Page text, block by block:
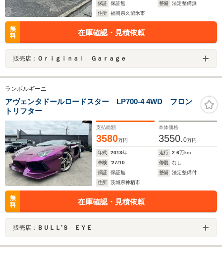
保証
保証無 整備
法定整備無
住所
福岡県久留米市
無
料
在庫確認・見積依頼
販売店： Ｏｒｉｇｉｎａｌ Ｇａｒａｇｅ
ランボルギーニ
アヴェンタドールロードスター LP700-4 4WD フロン
トリフター
支払総額
3580万円
本体価格
3550.0万円
年式 2013年 走行 2.6万km
車検
'27/10 修復
なし
保証
保証無 整備
法定整備付
住所
茨城県神栖市
無
料
在庫確認・見積依頼
販売店： ＢＵＬＬ’Ｓ ＥＹＥ